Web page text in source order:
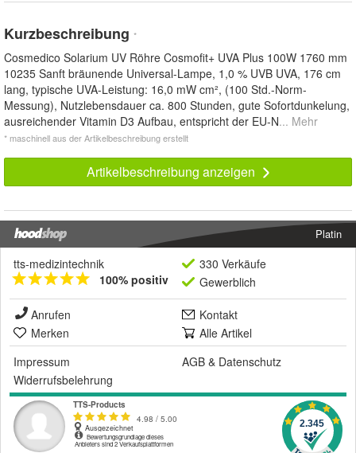
Kurzbeschreibung *
Cosmedico Solarium UV Röhre Cosmofit+ UVA Plus 100W 1760 mm
10235 Sanft bräunende Universal-Lampe, 1,0 % UVB UVA, 176 cm
lang, typische UVA-Leistung: 16,0 mW cm², (100 Std.-Norm-
Messung), Nutzlebensdauer ca. 800 Stunden, gute Sofortdunkelung,
ausreichender Vitamin D3 Aufbau, entspricht der EU-N... Mehr
* maschinell aus der Artikelbeschreibung erstellt
Artikelbeschreibung anzeigen
Platin
tts-medizintechnik
100% positiv
330 Verkäufe
Gewerblich
Anrufen
Kontakt
Merken
Alle Artikel
Impressum
AGB & Datenschutz
Widerrufsbelehrung